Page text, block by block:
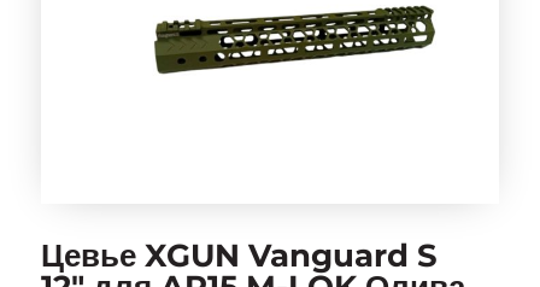
Цевье XGUN Vanguard S